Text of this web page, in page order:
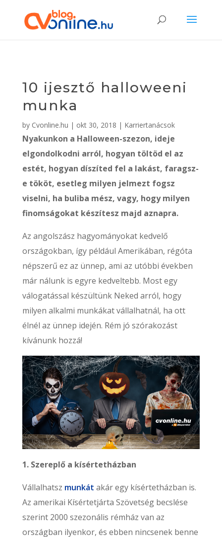
10 ijesztő halloweeni
munka
by Cvonline.hu | okt 30, 2018 | Karriertanácsok
Nyakunkon a Halloween-szezon, ideje
elgondolkodni arról, hogyan töltöd el az
estét, hogyan díszíted fel a lakást, faragsz-
e tököt, esetleg milyen jelmezt fogsz
viselni, ha buliba mész, vagy, hogy milyen
finomságokat készítesz majd aznapra.
Az angolszász hagyományokat kedvelő
országokban, így például Amerikában, régóta
népszerű ez az ünnep, ami az utóbbi években
már nálunk is egyre kedveltebb. Most egy
válogatással készültünk Neked arról, hogy
milyen alkalmi munkákat vállalhatnál, ha ott
élnél az ünnep idején. Rém jó szórakozást
kívánunk hozzá!
1. Szereplő a kísértetházban
Vállalhatsz munkát akár egy kísértetházban is.
Az amerikai Kísértetjárta Szövetség becslése
szerint 2000 szezonális rémház van az
országban ilyenkor, és ebben nincsenek benne